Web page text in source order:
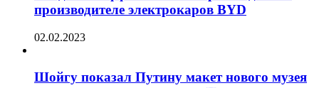
производителе электрокаров BYD
02.02.2023
Шойгу показал Путину макет нового музея